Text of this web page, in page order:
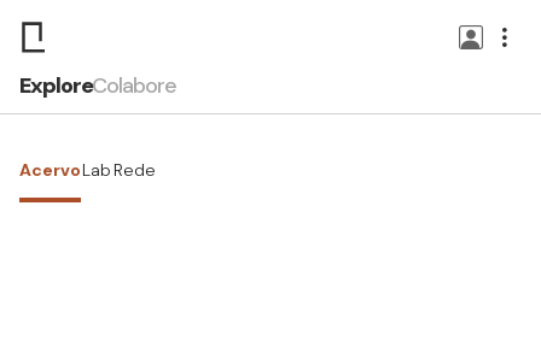
ExploreColabore
AcervoLab Rede